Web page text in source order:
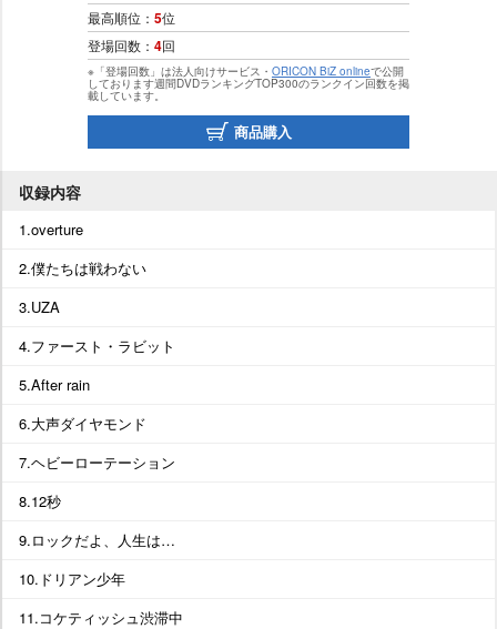
最高順位： 5位
登場回数： 4回
※「登場回数」は法人向けサービス・ ORICON BiZ onlineで公開
しております週間DVDランキングTOP300のランクイン回数を掲
載しています。
商品購入
収録内容
1.overture
2.僕たちは戦わない
3.UZA
4.ファースト・ラビット
5.After rain
6.大声ダイヤモンド
7.ヘビーローテーション
8.12秒
9.ロックだよ、人生は…
10.ドリアン少年
11.コケティッシュ渋滞中